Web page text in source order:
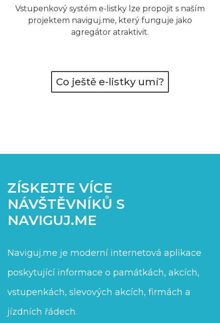
Vstupenkový systém e-listky lze propojit s naším
projektem naviguj.me, který funguje jako
agregátor atraktivit.
Co ještě e-listky umí?
ZÍSKEJTE VÍCE
NÁVŠTĚVNÍKŮ S
NAVIGUJ.ME
Naviguj.me je moderní internetová aplikace
poskytující informace o památkách, akcích,
vstupenkách, slevových akcích, firmách a
jízdních řádech.